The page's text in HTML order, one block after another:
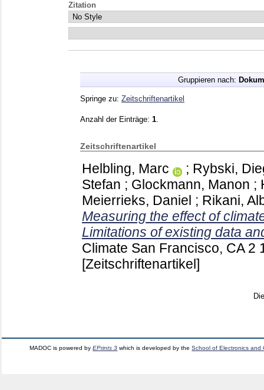
Zitation
Gruppieren nach:
Springe zu: Zeitschriftenartikel
Anzahl der Einträge: 1
Zeitschriftenartikel
Helbling, Marc ; Rybski,
Stefan ; Glockmann, Manon ;
Meierrieks, Daniel ; Rikani,
Measuring the effect of
Limitations of existing data
Climate San Francisco, CA 2
[Zeitschriftenartikel]
MADOC is powered byEPrints 3 which is developed by theSchool of Electronics and